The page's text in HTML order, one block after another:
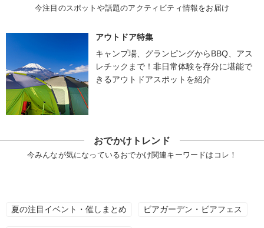
今注目のスポットや話題のアクティビティ情報をお届け
アウトドア特集
キャンプ場、グランピングからBBQ、アス
レチックまで！非日常体験を存分に堪能で
きるアウトドアスポットを紹介
おでかけトレンド
今みんなが気になっているおでかけ関連キーワードはコレ！
夏の注目イベント・催しまとめ ビアガーデン・ビアフェス